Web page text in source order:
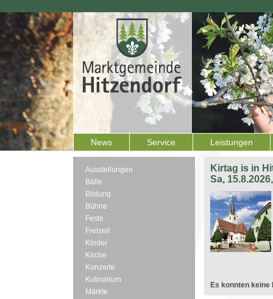
News Service Leistungen
Ausstellungen
Bälle
Bildung
Bühne
Feste
Freizeit
Kinder
Kirche
Konzerte
Kulinarium
Märkte
Kirtag is in
Sa,
Es konnten keine